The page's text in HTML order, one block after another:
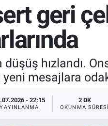
geri
düşüş hızlandı.
yeni mesajlara
- 22:15
YAYINLANMA
2 DK
OKUNMA SÜRESI